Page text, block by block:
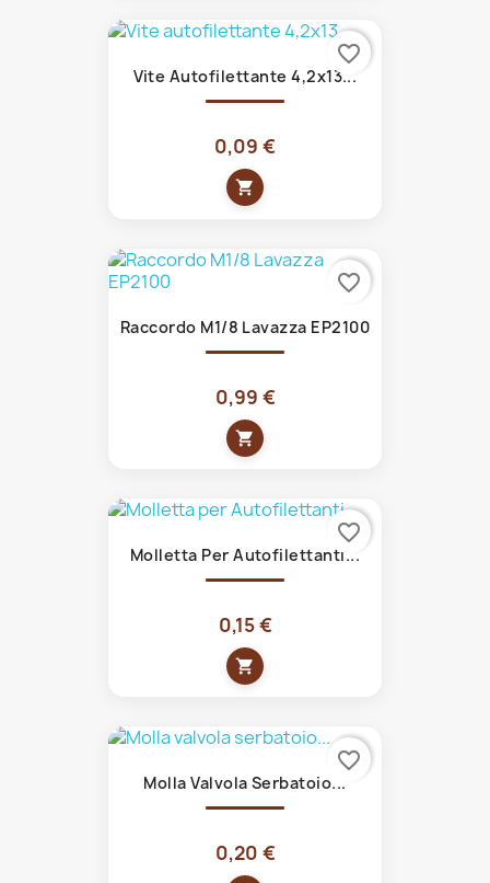
Vite Autofilettante 4,2x13...
0,09 €
shopping_cart
favorite_border
Raccordo M1/8 Lavazza EP2100
0,99 €
shopping_cart
favorite_border
Molletta Per Autofilettanti...
0,15 €
shopping_cart
favorite_border
Molla Valvola Serbatoio...
0,20 €
favorite_border